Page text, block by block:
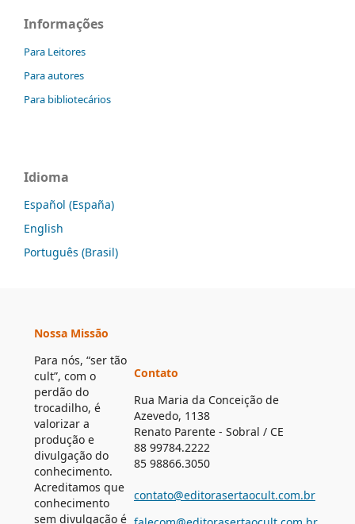
Informações
Para Leitores
Para autores
Para bibliotecários
Idioma
Español (España)
English
Português (Brasil)
Nossa Missão
Para nós, “ser tão
cult”, com o
perdão do
trocadilho, é
valorizar a
produção e
divulgação do
conhecimento.
Acreditamos que
conhecimento
sem divulgação é
Contato
Rua Maria da Conceição de
Azevedo, 1138
Renato Parente - Sobral / CE
88 99784.2222
85 98866.3050
contato@editorasertaocult.com.br